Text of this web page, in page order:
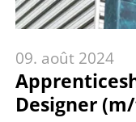
09. août 2024
Designer